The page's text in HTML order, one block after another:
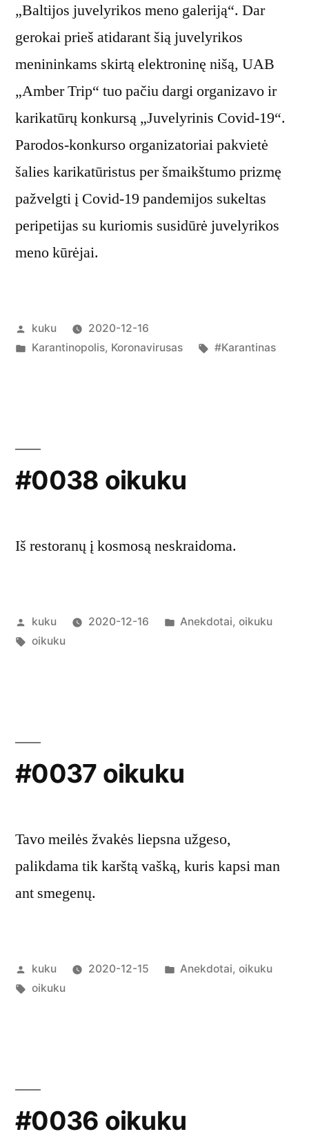
„Baltijos juvelyrikos meno galeriją“. Dar
gerokai prieš atidarant šią juvelyrikos
menininkams skirtą elektroninę nišą, UAB
„Amber Trip“ tuo pačiu dargi organizavo ir
karikatūrų konkursą „Juvelyrinis Covid-19“.
Parodos-konkurso organizatoriai pakvietė
šalies karikatūristus per šmaikštumo prizmę
pažvelgti į Covid-19 pandemijos sukeltas
peripetijas su kuriomis susidūrė juvelyrikos
meno kūrėjai.
Posted
by
kuku
2020-12-16
Posted
Karantinopolis, Koronavirusas Tags:
#Karantinas
#0038 oikuku
Iš restoranų į kosmosą neskraidoma.
Posted
by
kuku 2020-12-16
Posted
Anekdotai,oikuku
Tags:
oikuku
#0037 oikuku
Tavo meilės žvakės liepsna užgeso,
palikdama tik karštą vašką, kuris kapsi man
ant smegenų.
Posted
by
kuku 2020-12-15
Posted
Anekdotai,oikuku
Tags:
oikuku
#0036 oikuku